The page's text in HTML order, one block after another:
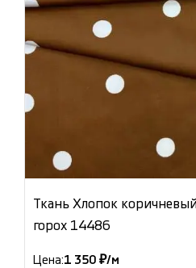
Ткань Хлопок
горох 14486
Цена:1 350 ₽/м